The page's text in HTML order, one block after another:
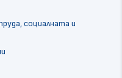
социалната и